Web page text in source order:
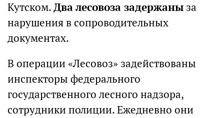
Кутском.Два лесовоза задержаны за
нарушения в сопроводительных
документах.
В операции «Лесовоз» задействованы
инспекторы федерального
государственного лесного надзора,
сотрудники полиции. Ежедневно они